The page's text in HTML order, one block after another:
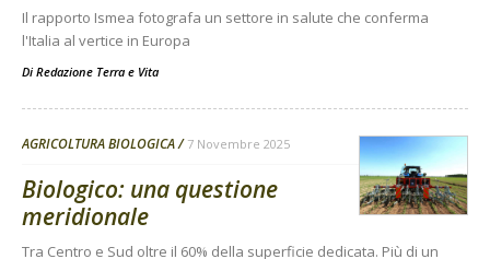
Il rapporto Ismea fotografa un settore in salute che conferma
l'Italia al vertice in Europa
Di Redazione Terra e Vita
AGRICOLTURA BIOLOGICA 7 Novembre 2025
Biologico: una questione
meridionale
Tra Centro e Sud oltre il 60% della superficie dedicata. Più di un